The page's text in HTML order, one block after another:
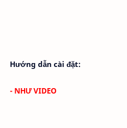
Hướng dẫn cài đặt:
- NHƯ VIDEO